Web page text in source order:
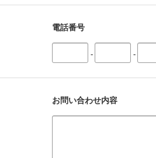
電話番号
- -
お問い合わせ内容